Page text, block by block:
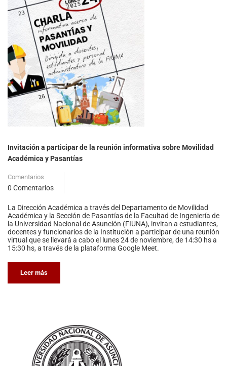
Invitación a participar de la reunión informativa sobre Movilidad
Académica y Pasantías
Comentarios
0 Comentarios
La Dirección Académica a través del Departamento de Movilidad
Académica y la Sección de Pasantías de la Facultad de Ingeniería de
la Universidad Nacional de Asunción (FIUNA), invitan a estudiantes,
docentes y funcionarios de la Institución a participar de una reunión
virtual que se llevará a cabo el lunes 24 de noviembre, de 14:30 hs a
15:30 hs, a través de la plataforma Google Meet.
Leer más